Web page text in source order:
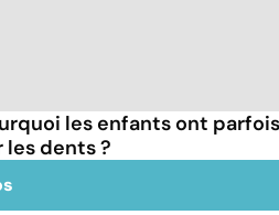
les enfants ont
les dents ?